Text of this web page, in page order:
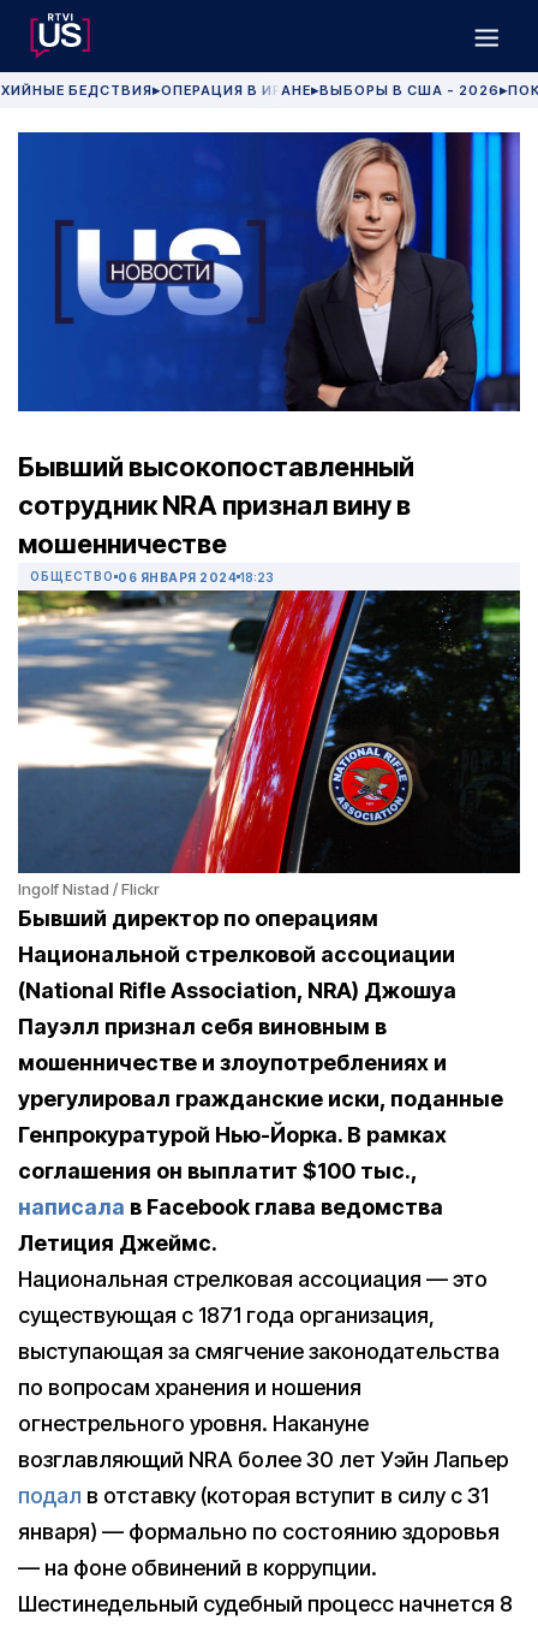
БЕДСТВИЯ▶ОПЕРАЦИЯ В ИРАНЕ▶ВЫБОРЫ В США - 2026 ▶
Бывший высокопоставленный
сотрудник NRA признал вину в
мошенничестве
ОБЩЕСТВО 06 ЯНВАРЯ 2024 18:23
Ingolf Nistad / Flickr
Бывший директор по операциям
Национальной стрелковой ассоциации
(National Rifle Association, NRA) Джошуа
Пауэлл признал себя виновным в
мошенничестве и злоупотреблениях и
урегулировал гражданские иски, поданные
Генпрокуратурой Нью-Йорка. В рамках
соглашения он выплатит $100 тыс.,
написала в Facebook глава ведомства
Летиция Джеймс.
Национальная стрелковая ассоциация — это
существующая с 1871 года организация,
выступающая за смягчение законодательства
по вопросам хранения и ношения
огнестрельного уровня. Накануне
возглавляющий NRA более 30 лет Уэйн Лапьер
подал в отставку (которая вступит в силу с 31
января) — формально по состоянию здоровья
— на фоне обвинений в коррупции.
Шестинедельный судебный процесс начнется 8